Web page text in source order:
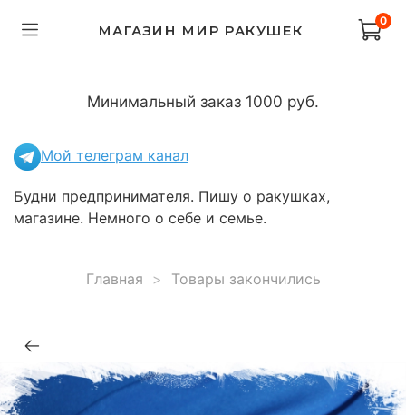
МАГАЗИН МИР РАКУШЕК
0
Минимальный заказ 1000 руб.
Мой телеграм канал
Будни предпринимателя. Пишу о ракушках,
магазине. Немного о себе и семье.
Главная Товары закончились